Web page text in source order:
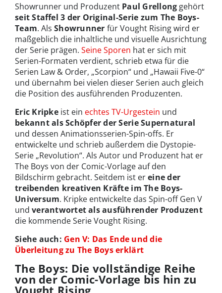
Showrunner und Produzent Paul Grellong gehört
seit Staffel 3 der Original-Serie zum The Boys-
Team. AlsShowrunner für Vought Rising wird er
maßgeblich die inhaltliche und visuelle Ausrichtung
der Serie prägen. Seine Sporen hat er sich mit
Serien-Formaten verdient, schrieb etwa für die
Serien Law & Order, „Scorpion“ und „Hawaii Five-0“
und übernahm bei vielen dieser Serien auch gleich
die Position des ausführenden Produzenten.
Eric Kripkeist ein echtes TV-Urgestein und
bekannt als Schöpfer der Serie Supernatural
und dessen Animationsserien-Spin-offs. Er
entwickelte und schrieb außerdem die Dystopie-
Serie „Revolution“. Als Autor und Produzent hat er
The Boys von der Comic-Vorlage auf den
Bildschirm gebracht. Seitdem ist ereine der
treibenden kreativen Kräfte im The Boys-
Universum. Kripke entwickelte das Spin-off Gen V
und verantwortetals ausführender Produzent
die kommende Serie Vought Rising.
Siehe auch: Gen V: Das Ende und die
Überleitung zu The Boys erklärt
The Boys: Die vollständige Reihe
von der Comic-Vorlage bis hin zu
Vought Rising